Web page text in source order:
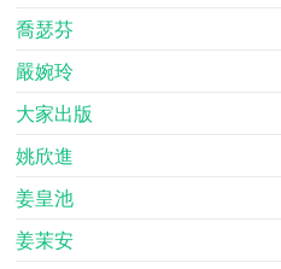
喬瑟芬
嚴婉玲
大家出版
姚欣進
姜皇池
姜茉安